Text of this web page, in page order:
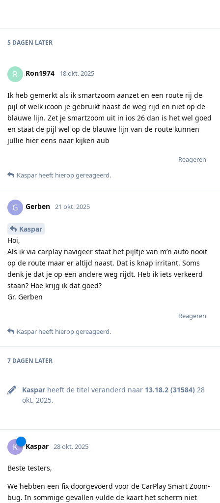
5 DAGEN LATER
R Ron1974 18 okt. 2025
Ik heb gemerkt als ik smartzoom aanzet en een route rij de
pijl of welk icoon je gebruikt naast de weg rijd en niet op de
blauwe lijn. Zet je smartzoom uit in ios 26 dan is het wel goed
en staat de pijl wel op de blauwe lijn van de route kunnen
jullie hier eens naar kijken aub
Reageren
Kaspar heeft hierop gereageerd.
G Gerben 21 okt. 2025
Kaspar
Hoi,
Als ik via carplay navigeer staat het pijltje van m’n auto nooit
op de route maar er altijd naast. Dat is knap irritant. Soms
denk je dat je op een andere weg rijdt. Heb ik iets verkeerd
staan? Hoe krijg ik dat goed?
Gr. Gerben
Reageren
Kaspar heeft hierop gereageerd.
7 DAGEN LATER
Kaspar heeft de titel veranderd naar 13.18.2 (31584) 28
okt. 2025.
K Kaspar 28 okt. 2025
Beste testers,
We hebben een fix doorgevoerd voor de CarPlay Smart Zoom-
bug. In sommige gevallen vulde de kaart het scherm niet